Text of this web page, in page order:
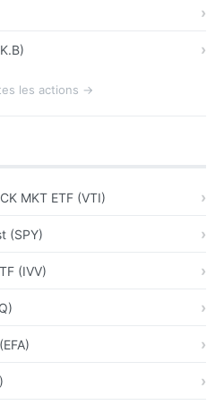
les actions →
MKT ETF (VTI)
(SPY)
(IVV)